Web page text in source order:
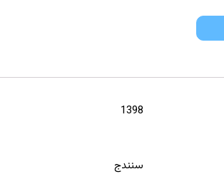
1398
سنندج